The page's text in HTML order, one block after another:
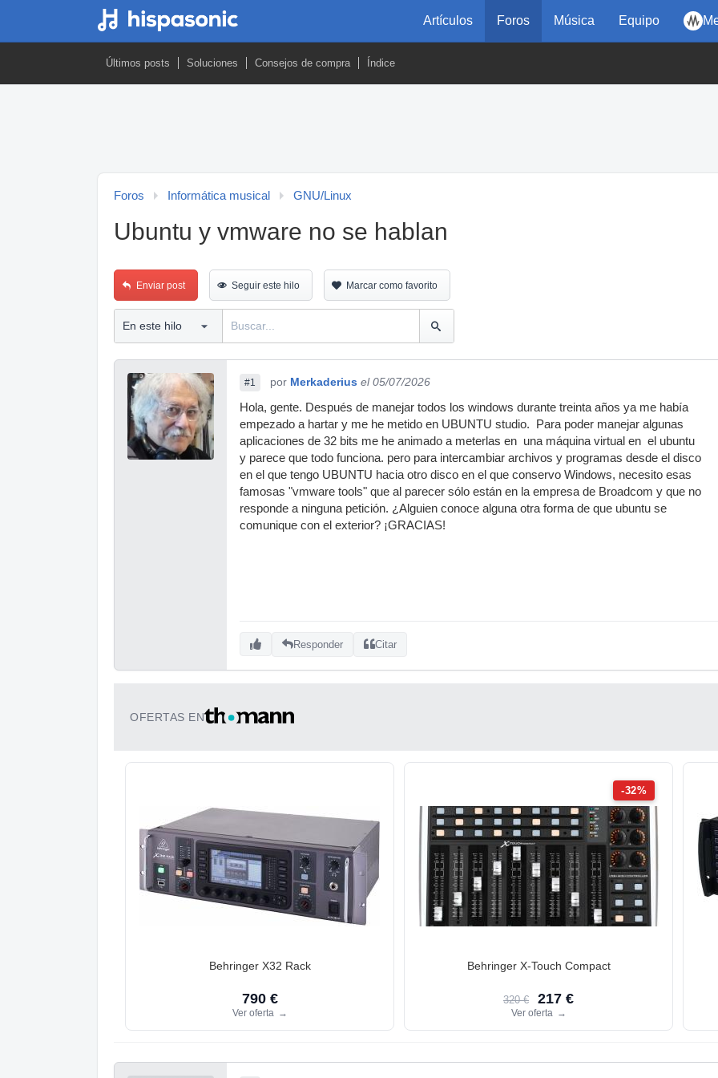
Artículos Foros Música Equipo
Últimos posts Soluciones Consejos de compra Índice
Foros Informática musical GNU/Linux
Ubuntu y vmware no se hablan
Enviar post Seguir este hilo Marcar como favorito
#1 por Merkaderius el 05/07/2026
Hola, gente. Después de manejar todos los windows durante treinta años ya me había
empezado a hartar y me he metido en UBUNTU studio. Para poder manejar algunas
aplicaciones de 32 bits me he animado a meterlas en una máquina virtual en el ubuntu
y parece que todo funciona. pero para intercambiar archivos y programas desde el disco
en el que tengo UBUNTU hacia otro disco en el que conservo Windows, necesito esas
famosas "vmware tools" que al parecer sólo están en la empresa de Broadcom y que no
responde a ninguna petición. ¿Alguien conoce alguna otra forma de que ubuntu se
comunique con el exterior? ¡GRACIAS!
Responder Citar
OFERTAS EN
Behringer X32 Rack
790 €
Ver oferta →
-32%
Behringer X-Touch Compact
320 € 217 €
Ver oferta →